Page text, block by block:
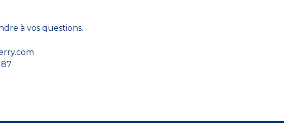
à vos questions.